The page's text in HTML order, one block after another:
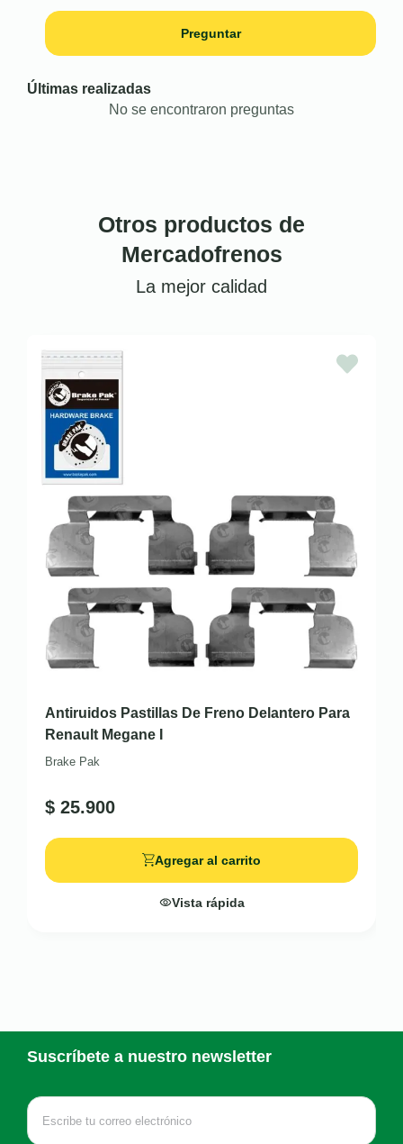
Preguntar
Últimas realizadas
No se encontraron preguntas
Otros productos de
Mercadofrenos
La mejor calidad
Antiruidos Pastillas De Freno Delantero Para
Renault Megane I
Brake Pak
$ 25.900
Agregar al carrito
Vista rápida
Suscríbete a nuestro newsletter